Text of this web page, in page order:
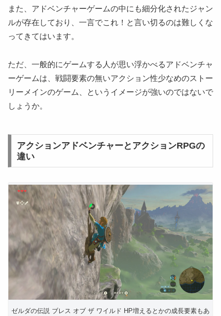
また、アドベンチャーゲームの中にも細分化されたジャン
ルが存在しており、一言でこれ！と言い切るのは難しくな
ってきてはいます。
ただ、一般的にゲームする人が思い浮かべるアドベンチャ
ーゲームは、戦闘要素の無いアクション性少なめのストー
リーメインのゲーム、というイメージが強いのではないで
しょうか。
アクションアドベンチャーとアクションRPGの
違い
ゼルダの伝説 ブレス オブ ザ ワイルド HP増えるとかの成長要素もあ